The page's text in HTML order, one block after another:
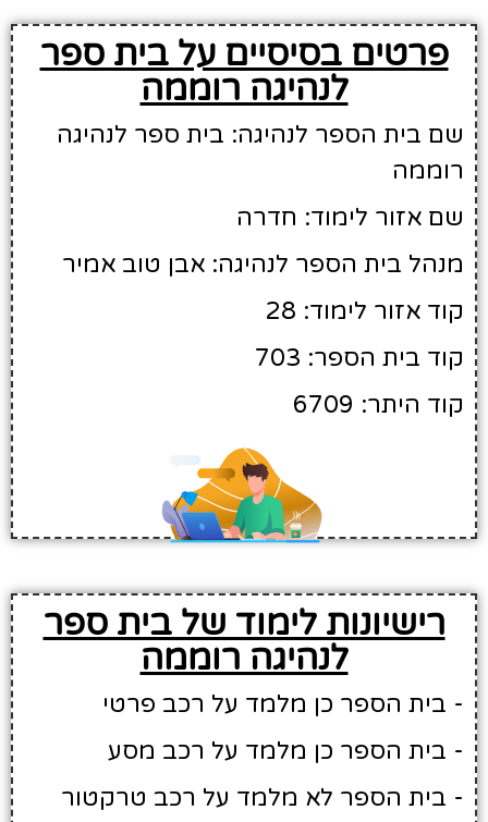
פרטים בסיסיים על בית ספר
לנהיגה רוממה
שם בית הספר לנהיגה: בית ספר לנהיגה
רוממה
שם אזור לימוד: חדרה
מנהל בית הספר לנהיגה: אבן טוב אמיר
קוד אזור לימוד: 28
קוד בית הספר: 703
קוד היתר: 6709
רישיונות לימוד של בית ספר
לנהיגה רוממה
- בית הספר כן מלמד על רכב פרטי
- בית הספר כן מלמד על רכב מסע
- בית הספר לא מלמד על רכב טרקטור